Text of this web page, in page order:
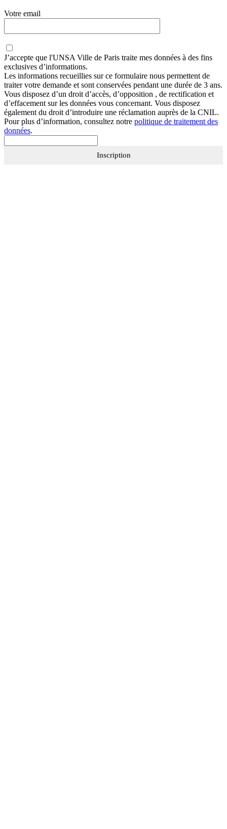
Votre email
J’accepte que l'UNSA Ville de Paris traite mes données à des fins
exclusives d’informations.
Les informations recueillies sur ce formulaire nous permettent de
traiter votre demande et sont conservées pendant une durée de 3 ans.
Vous disposez d’un droit d’accès, d’opposition , de rectification et
d’effacement sur les données vous concernant. Vous disposez
également du droit d’introduire une réclamation auprès de la CNIL.
Pour plus d’information, consultez notre politique de traitement des
données.
Inscription